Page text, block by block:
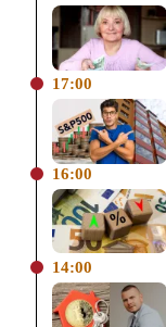
17:00
16:00
14:00